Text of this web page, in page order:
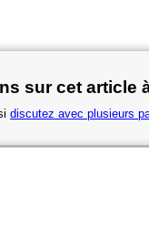
sur cet article
discutez avec plusieurs